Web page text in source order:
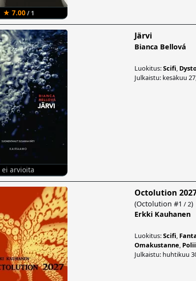
★ 7.00/ 1
ei arvioita
Järvi
Bianca Bellová
Luokitus:Scifi,
Julkaistu: kesäkuu
Octolution
(Octolution #1 / 2)
Erkki Kauhanen
Luokitus:Scifi,
Omakustanne,
Julkaistu: huhtikuu